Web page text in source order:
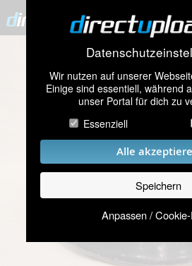
Wir nutzen auf unserer
Einige sind essentiell, während
unser Portal für dich zu
Essenziell
Alle
Speichern
Anpassen /